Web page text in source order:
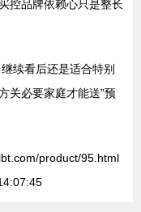
控品牌依赖心只是整长
续看后还是适合特别
关必要家庭才能送”预
product/95.html